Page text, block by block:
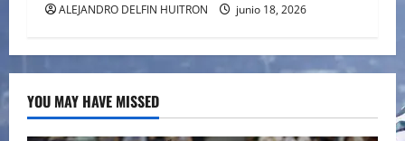
ALEJANDRO DELFIN HUITRON junio 18, 2026
YOU MAY HAVE MISSED